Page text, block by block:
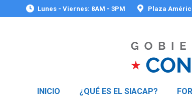
Lunes - Viernes: 8AM - 3PM Plaza
INICIO ¿QUÉ ES EL SIACAP?